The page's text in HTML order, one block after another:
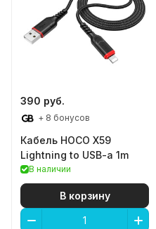
390 руб.
+ 8 бонусов
Кабель HOCO X59
Lightning to USB-a 1m
В наличии
В корзину